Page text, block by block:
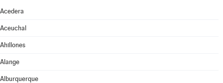
Acedera
Aceuchal
Ahillones
Alange
Alburquerque